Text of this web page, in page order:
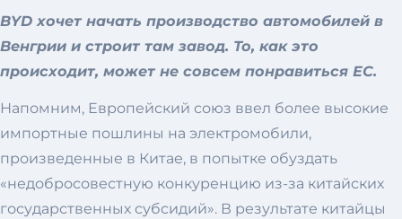
BYD хочет начать производство автомобилей в
Венгрии и строит там завод. То, как это
происходит, может не совсем понравиться ЕС.
Напомним, Европейский союз ввел более высокие
импортные пошлины на электромобили,
произведенные в Китае, в попытке обуздать
«недобросовестную конкуренцию из-за китайских
государственных субсидий». В результате китайцы